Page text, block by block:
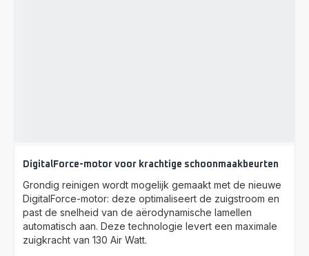
DigitalForce-motor voor krachtige schoonmaakbeurten
Grondig reinigen wordt mogelijk gemaakt met de nieuwe
DigitalForce-motor: deze optimaliseert de zuigstroom en
past de snelheid van de aërodynamische lamellen
automatisch aan. Deze technologie levert een maximale
zuigkracht van 130 Air Watt.